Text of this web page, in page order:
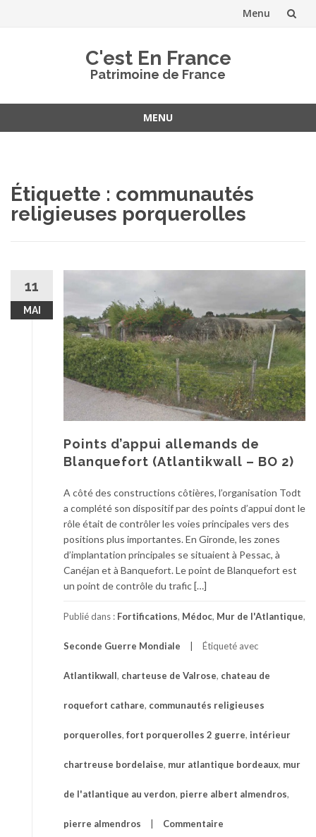
Menu
C'est En France
Patrimoine de France
MENU
Étiquette : communautés
religieuses porquerolles
11
MAI
Points d’appui allemands de
Blanquefort (Atlantikwall – BO 2)
A côté des constructions côtières, l’organisation Todt
a complété son dispositif par des points d’appui dont le
rôle était de contrôler les voies principales vers des
positions plus importantes. En Gironde, les zones
d’implantation principales se situaient à Pessac, à
Canéjan et à Banquefort. Le point de Blanquefort est
un point de contrôle du trafic […]
Publié dans : Fortifications, Médoc, Mur de l'Atlantique,
Seconde Guerre Mondiale Étiqueté avec
Atlantikwall, charteuse de Valrose, chateau de
roquefort cathare, communautés religieuses
porquerolles, fort porquerolles 2 guerre, intérieur
chartreuse bordelaise, mur atlantique bordeaux, mur
de l'atlantique au verdon, pierre albert almendros,
pierre almendros Commentaire